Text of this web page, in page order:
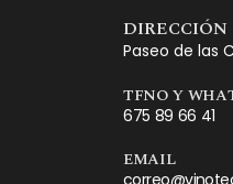
DIRECCIÓN
Paseo de las
TFNO Y
675 89 66 41
EMAIL